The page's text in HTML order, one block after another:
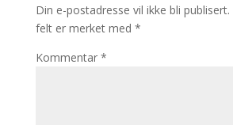
Din e-postadresse vil ikke bli publisert.
felt er merket med *
Kommentar *